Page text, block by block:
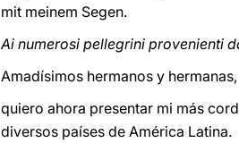
mit meinem Segen.
Ai numerosi pellegrini provenienti
Amadísimos hermanos y hermanas,
quiero ahora presentar mi más
diversos países de América Latina.